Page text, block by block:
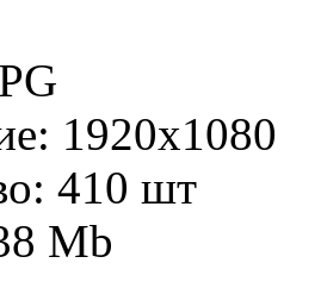
1920x1080
410 шт
Mb